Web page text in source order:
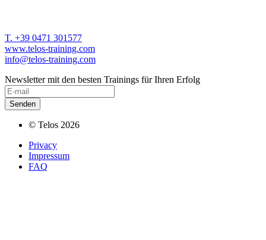
T. +39 0471 301577
www.telos-training.com
info@telos-training.com
Newsletter mit den besten Trainings für Ihren Erfolg
© Telos 2026
Privacy
Impressum
FAQ